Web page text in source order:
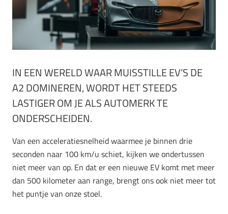
IN EEN WERELD WAAR MUISSTILLE EV’S DE
A2 DOMINEREN, WORDT HET STEEDS
LASTIGER OM JE ALS AUTOMERK TE
ONDERSCHEIDEN.
Van een acceleratiesnelheid waarmee je binnen drie
seconden naar 100 km/u schiet, kijken we ondertussen
niet meer van op. En dat er een nieuwe EV komt met meer
dan 500 kilometer aan range, brengt ons ook niet meer tot
het puntje van onze stoel.